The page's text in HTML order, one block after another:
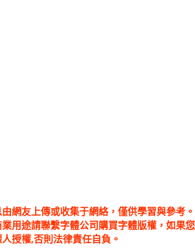
網友上傳或收集于網絡，僅供學習與參考。
用途請聯繫字體公司購買字體版權，如果您
授權,否則法律責任自負。